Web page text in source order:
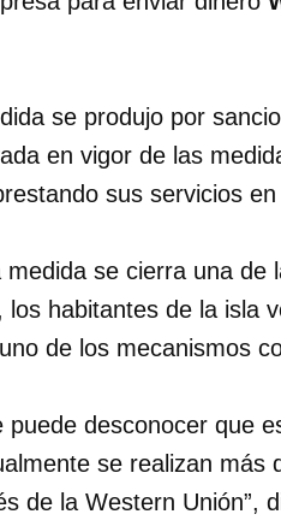
se produjo por
en vigor de las
sus servicios
medida se cierra una
los habitantes de la isla
de los mecanismos
puede desconocer que
se realizan más
de la Western Unión ,